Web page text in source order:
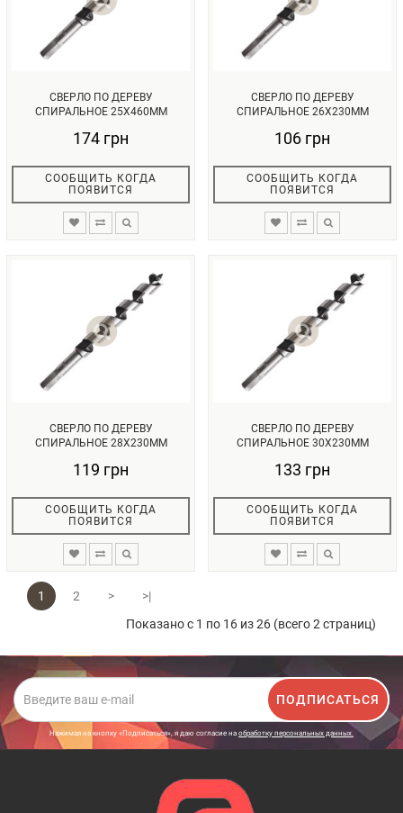
СВЕРЛО ПО ДЕРЕВУ
СПИРАЛЬНОЕ 25X460ММ
174 грн
СООБЩИТЬ КОГДА
ПОЯВИТСЯ
СВЕРЛО ПО ДЕРЕВУ
СПИРАЛЬНОЕ 26X230ММ
106 грн
СООБЩИТЬ КОГДА
ПОЯВИТСЯ
СВЕРЛО ПО ДЕРЕВУ
СПИРАЛЬНОЕ 28X230ММ
119 грн
СООБЩИТЬ КОГДА
ПОЯВИТСЯ
СВЕРЛО ПО ДЕРЕВУ
СПИРАЛЬНОЕ 30X230ММ
133 грн
СООБЩИТЬ КОГДА
ПОЯВИТСЯ
1 2 >
>|
Показано с 1 по 16 из 26 (всего 2 страниц)
ПОДПИСАТЬСЯ
Нажимая на кнопку «Подписаться», я даю cогласие на обработку персональных данных.